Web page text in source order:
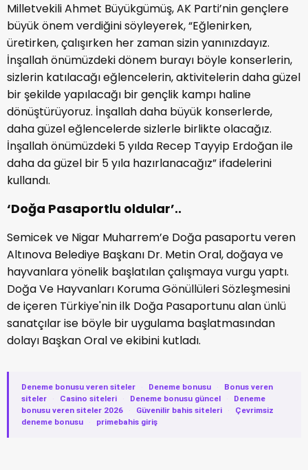
Milletvekili Ahmet Büyükgümüş, AK Parti’nin gençlere
büyük önem verdiğini söyleyerek, “Eğlenirken,
üretirken, çalışırken her zaman sizin yanınızdayız.
İnşallah önümüzdeki dönem burayı böyle konserlerin,
sizlerin katılacağı eğlencelerin, aktivitelerin daha güzel
bir şekilde yapılacağı bir gençlik kampı haline
dönüştürüyoruz. İnşallah daha büyük konserlerde,
daha güzel eğlencelerde sizlerle birlikte olacağız.
İnşallah önümüzdeki 5 yılda Recep Tayyip Erdoğan ile
daha da güzel bir 5 yıla hazırlanacağız” ifadelerini
kullandı.
‘Doğa Pasaportlu oldular’..
Semicek ve Nigar Muharrem’e Doğa pasaportu veren
Altınova Belediye Başkanı Dr. Metin Oral, doğaya ve
hayvanlara yönelik başlatılan çalışmaya vurgu yaptı.
Doğa Ve Hayvanları Koruma Gönüllüleri Sözleşmesini
de içeren Türkiye'nin ilk Doğa Pasaportunu alan ünlü
sanatçılar ise böyle bir uygulama başlatmasından
dolayı Başkan Oral ve ekibini kutladı.
Deneme bonusu veren siteler · Deneme bonusu ·
Bonus veren
siteler
· Casino siteleri · Deneme bonusu güncel ·
Deneme
bonusu veren siteler 2026
· Güvenilir bahis siteleri ·
Çevrimsiz
deneme bonusu
· primebahis giriş